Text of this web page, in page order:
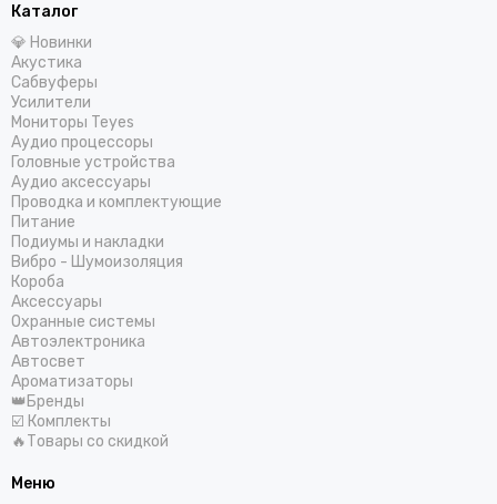
Каталог
💎 Новинки
Акустика
Сабвуферы
Усилители
Мониторы Teyes
Аудио процессоры
Головные устройства
Аудио аксессуары
Проводка и комплектующие
Питание
Подиумы и накладки
Вибро - Шумоизоляция
Короба
Аксессуары
Охранные системы
Автоэлектроника
Автосвет
Ароматизаторы
👑Бренды
☑️ Комплекты
🔥Товары со скидкой
Меню